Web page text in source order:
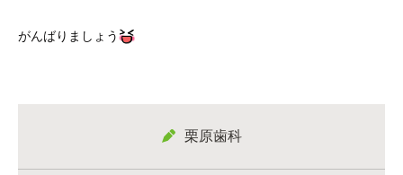
がんばりましょう
栗原歯科